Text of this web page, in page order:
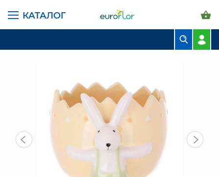
КАТАЛОГ
ЦВЕТЫ В ПАЧКАХ
СВАДЕБНАЯ ФЛОРИСТИКА
КОМНАТНЫЕ РАСТЕНИЯ
ГОРШКИ И КАШПО
ГРУНТЫ И УДОБРЕНИЯ
ГЛАВНАЯ СТРАНИЦА КАТАЛОГ
ПРЕДМЕТЫ ИНТЕРЬЕРА